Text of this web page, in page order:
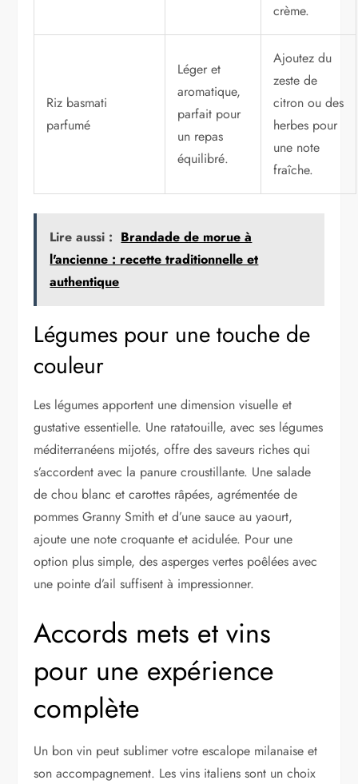
crème.
Riz basmati
parfumé
Léger et
aromatique,
parfait pour
un repas
équilibré.
Ajoutez du
zeste de
citron ou des
herbes pour
une note
fraîche.
Lire aussi : Brandade de morue à
l'ancienne : recette traditionnelle et
authentique
Légumes pour une touche de
couleur
Les légumes apportent une dimension visuelle et
gustative essentielle. Une ratatouille, avec ses légumes
méditerranéens mijotés, offre des saveurs riches qui
s’accordent avec la panure croustillante. Une salade
de chou blanc et carottes râpées, agrémentée de
pommes Granny Smith et d’une sauce au yaourt,
ajoute une note croquante et acidulée. Pour une
option plus simple, des asperges vertes poêlées avec
une pointe d’ail suffisent à impressionner.
Accords mets et vins
pour une expérience
complète
Un bon vin peut sublimer votre escalope milanaise et
son accompagnement. Les vins italiens sont un choix